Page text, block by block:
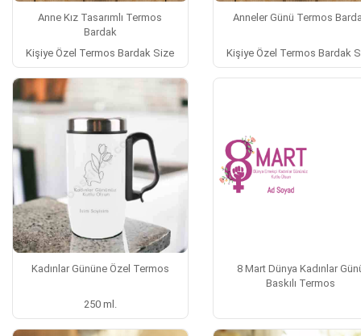
Anne Kız Tasarımlı Termos
Bardak
Kişiye Özel Termos Bardak Size
Anneler Günü Termos
Kişiye Özel Termos Bardak
Kadınlar Gününe Özel Termos
250 ml.
8 Mart Dünya Kadınlar
Baskılı Termos